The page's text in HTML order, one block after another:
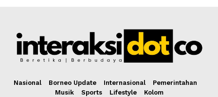
Nasional Borneo Update Internasional
Pemerintahan
Musik
Sports Lifestyle Kolom